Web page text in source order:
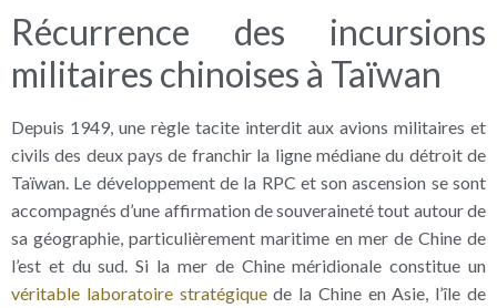
Récurrence des incursions
militaires chinoises à Taïwan
Depuis 1949, une règle tacite interdit aux avions militaires et
civils des deux pays de franchir la ligne médiane du détroit de
Taïwan. Le développement de la RPC et son ascension se sont
accompagnés d’une affirmation de souveraineté tout autour de
sa géographie, particulièrement maritime en mer de Chine de
l’est et du sud. Si la mer de Chine méridionale constitue un
véritable laboratoire stratégiquede la Chine en Asie, l’île de